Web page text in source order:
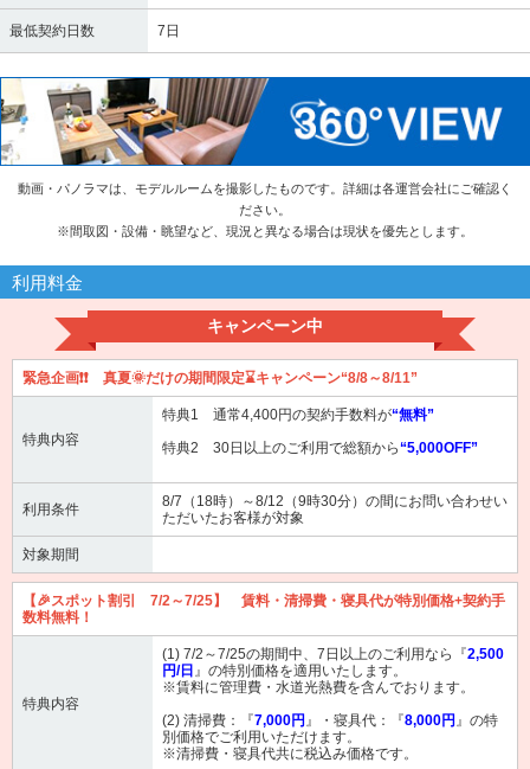
最低契約日数 7日
動画・パノラマは、モデルルームを撮影したものです。詳細は各運営会社にご確認く
ださい。
※間取図・設備・眺望など、現況と異なる場合は現状を優先とします。
利用料金
キャンペーン中
緊急企画❗❗ 真夏🌞だけの期間限定⌛キャンペーン“8/8～8/11”
特典内容
特典1 通常4,400円の契約手数料が“無料”
特典2 30日以上のご利用で総額から“5,000OFF”
利用条件
8/7（18時）～8/12（9時30分）の間にお問い合わせい
ただいたお客様が対象
対象期間
【🎉スポット割引 7/2～7/25】 賃料・清掃費・寝具代が特別価格+契約手
数料無料！
特典内容
(1) 7/2～7/25の期間中、7日以上のご利用なら『2,500
円/日 』の特別価格を適用いたします。
※賃料に管理費・水道光熱費を含んでおります。
(2) 清掃費：『7,000円 』・寝具代：『8,000円 』の特
別価格でご利用いただけます。
※清掃費・寝具代共に税込み価格です。